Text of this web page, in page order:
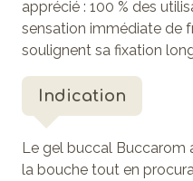
apprécié : 100 % des
sensation immédiate de
soulignent sa fixation
Indication
Le gel buccal Buccarom
la bouche tout en